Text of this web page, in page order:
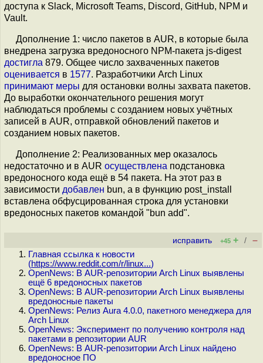
доступа к Slack, Microsoft Teams, Discord, GitHub, NPM и
Vault.
Дополнение 1: число пакетов в AUR, в которые была
внедрена загрузка вредоносного NPM-пакета js-digest
достигла 879. Общее число захваченных пакетов
оценивается в 1577. Разработчики Arch Linux
принимают меры для остановки волны захвата пакетов.
До выработки окончательного решения могут
наблюдаться проблемы с созданием новых учётных
записей в AUR, отправкой обновлений пакетов и
созданием новых пакетов.
Дополнение 2: Реализованных мер оказалось
недостаточно и в AUR осуществлена подстановка
вредоносного кода ещё в 54 пакета. На этот раз в
зависимости добавлен bun, а в функцию post_install
вставлена обфусцированная строка для установки
вредоносных пакетов командой "bun add".
исправить +45 + / –
Главная ссылка к новости
(https://www.reddit.com/r/linux...)
OpenNews: В AUR-репозитории Arch Linux выявлены
ещё 6 вредоносных пакетов
OpenNews: В AUR-репозитории Arch Linux выявлены
вредоносные пакеты
OpenNews: Релиз Aura 4.0.0, пакетного менеджера для
Arch Linux
OpenNews: Эксперимент по получению контроля над
пакетами в репозитории AUR
OpenNews: В AUR-репозитории Arch Linux найдено
вредоносное ПО